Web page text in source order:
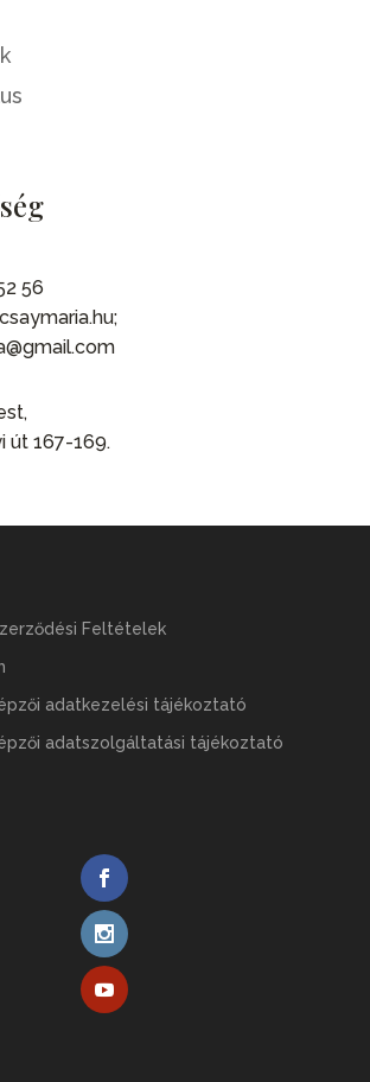
56
út 167-169.
Feltételek
adatkezelési tájékoztató
adatszolgáltatási tájékoztató